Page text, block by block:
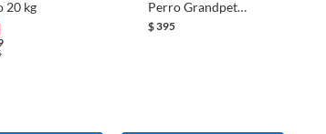
20 kg
Perro Grandpet
Carne Fresca
Force 4 Kg
$395